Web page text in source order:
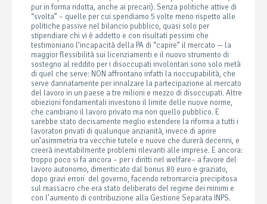
pur in forma ridotta, anche ai precari). Senza politiche attive di
“svolta” – quelle per cui spendiamo 5 volte meno rispetto alle
politiche passive nel bilancio pubblico, quasi solo per
stipendiare chi vi è addetto e con risultati pessimi che
testimoniano l’incapacità della PA di “capire” il mercato — la
maggior flessibilità sui licenziamenti e il nuovo strumento di
sostegno al reddito per i disoccupati involontari sono solo metà
di quel che serve: NON affrontano infatti la rioccupabilità, che
serve dannatamente per innalzare la partecipazione al mercato
del lavoro in un paese a tre milioni e mezzo di disoccupati. Altre
obiezioni fondamentali investono il limite delle nuove norme,
che cambiano il lavoro privato ma non quello pubblico. E
sarebbe stato decisamente meglio estendere la riforma a tutti i
lavoratori privati di qualunque anzianità, invece di aprire
un’asimmetria tra vecchie tutele e nuove che durerà decenni, e
creerà inevitabilmente problemi rilevanti alle imprese. E ancora:
troppo poco si fa ancora – per i diritti nel welfare– a favore del
lavoro autonomo, dimenticato dal bonus 80 euro e graziato,
dopo gravi errori del governo, facendo retromarcia precipitosa
sul massacro che era stato deliberato del regime dei minimi e
con l’aumento di contribuzione alla Gestione Separata INPS.